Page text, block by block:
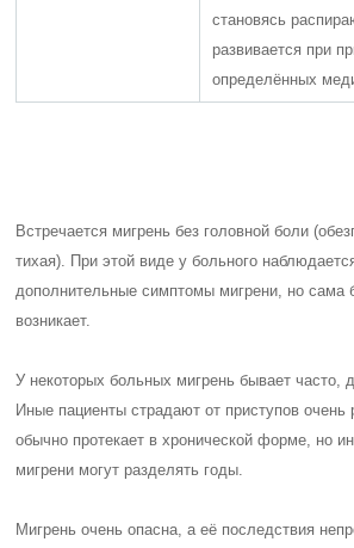
становясь
развивается при
определённых
Встречается мигрень без головной боли
тихая). При этой виде у больного
дополнительные симптомы мигрени, но сама
возникает.
У некоторых больных мигрень бывает часто,
Иные пациенты страдают от приступов очень
обычно протекает в хронической форме, но
мигрени могут разделять годы.
Мигрень очень опасна, а её последствия